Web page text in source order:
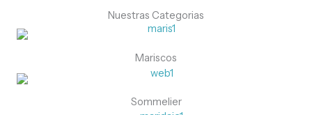
Nuestras Categorias
Mariscos
Sommelier